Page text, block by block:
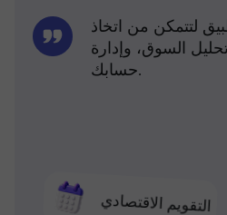
التقويم الاقتصادي
لتتمكن من اتخاذ
السوق، وإدارة
حسابك.